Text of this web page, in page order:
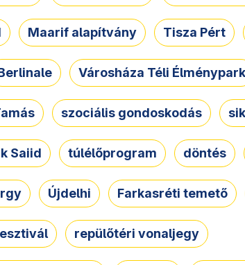
Maarif alapítvány Tisza Pért
Városháza Téli Élménypark
szociális gondoskodás
Saiid túlélőprogram döntés
Újdelhi Farkasréti temető
repülőtéri vonaljegy